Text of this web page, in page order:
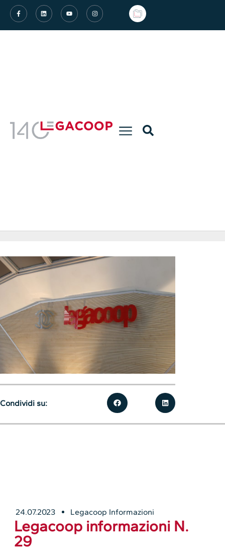
24.07.2023 Legacoop Informazioni
Legacoop informazioni N.
29
Condividi su: